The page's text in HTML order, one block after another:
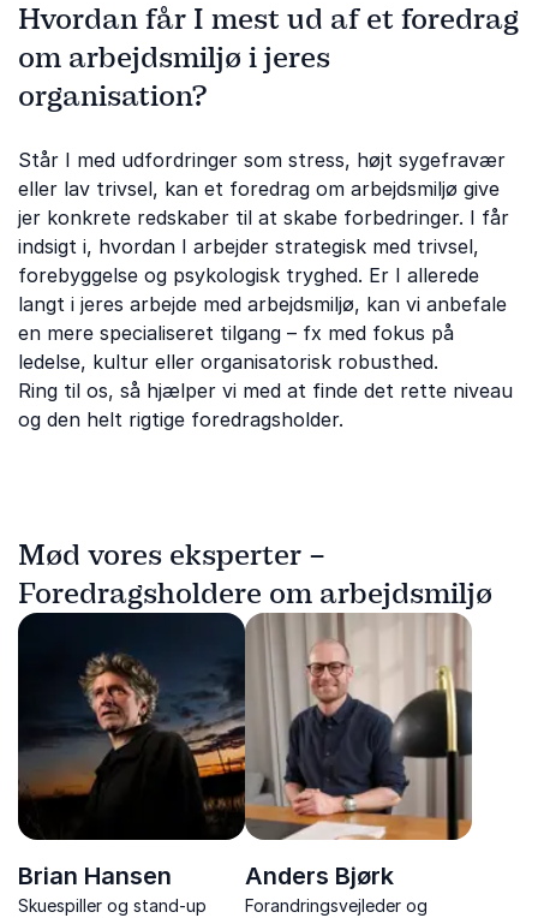
Hvordan får I mest ud af et foredrag
om arbejdsmiljø i jeres
organisation?
Står I med udfordringer som stress, højt sygefravær
eller lav trivsel, kan et foredrag om arbejdsmiljø give
jer konkrete redskaber til at skabe forbedringer. I får
indsigt i, hvordan I arbejder strategisk med trivsel,
forebyggelse og psykologisk tryghed. Er I allerede
langt i jeres arbejde med arbejdsmiljø, kan vi anbefale
en mere specialiseret tilgang – fx med fokus på
ledelse, kultur eller organisatorisk robusthed.
Ring til os, så hjælper vi med at finde det rette niveau
og den helt rigtige foredragsholder.
Mød vores eksperter –
Foredragsholdere om arbejdsmiljø
Brian Hansen
Skuespiller og stand-up
Anders Bjørk
Forandringsvejleder og